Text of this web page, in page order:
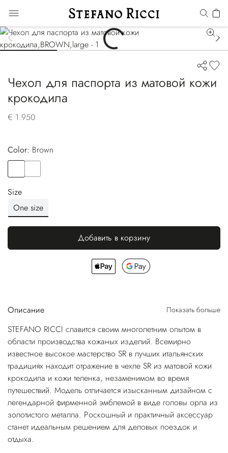
Чехол для паспорта из матовой кожи
крокодила
€ 1.950
Color:
brown
Size
One size
Добавить в корзину
Описание Показать больше
STEFANO RICCI славится своим многолетним опытом в
области производства кожаных изделий. Всемирно
известное высокое мастерство SR в лучших итальянских
традициях находит отражение в чехле SR из матовой кожи
крокодила и кожи теленка, незаменимом во время
путешествий. Модель отличается изысканным дизайном с
легендарной фирменной эмблемой в виде головы орла из
золотистого металла. Роскошный и практичный аксессуар
станет идеальным решением для деловых поездок и
отдыха.